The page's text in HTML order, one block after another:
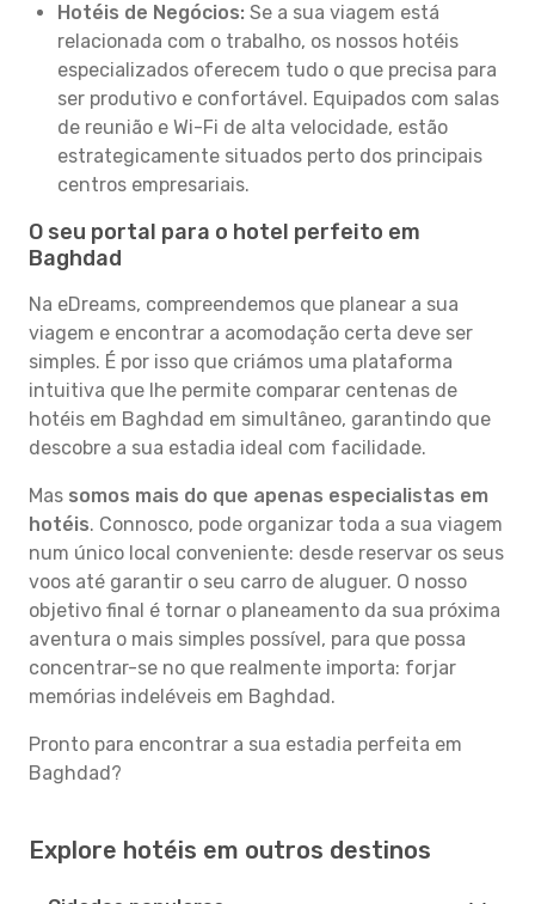
Hotéis de Negócios: Se a sua viagem está
relacionada com o trabalho, os nossos hotéis
especializados oferecem tudo o que precisa para
ser produtivo e confortável. Equipados com salas
de reunião e Wi-Fi de alta velocidade, estão
estrategicamente situados perto dos principais
centros empresariais.
O seu portal para o hotel perfeito em
Baghdad
Na eDreams, compreendemos que planear a sua
viagem e encontrar a acomodação certa deve ser
simples. É por isso que criámos uma plataforma
intuitiva que lhe permite comparar centenas de
hotéis em Baghdad em simultâneo, garantindo que
descobre a sua estadia ideal com facilidade.
Mas somos mais do que apenas especialistas em
hotéis. Connosco, pode organizar toda a sua viagem
num único local conveniente: desde reservar os seus
voos até garantir o seu carro de aluguer. O nosso
objetivo final é tornar o planeamento da sua próxima
aventura o mais simples possível, para que possa
concentrar-se no que realmente importa: forjar
memórias indeléveis em Baghdad.
Pronto para encontrar a sua estadia perfeita em
Baghdad?
Explore hotéis em outros destinos